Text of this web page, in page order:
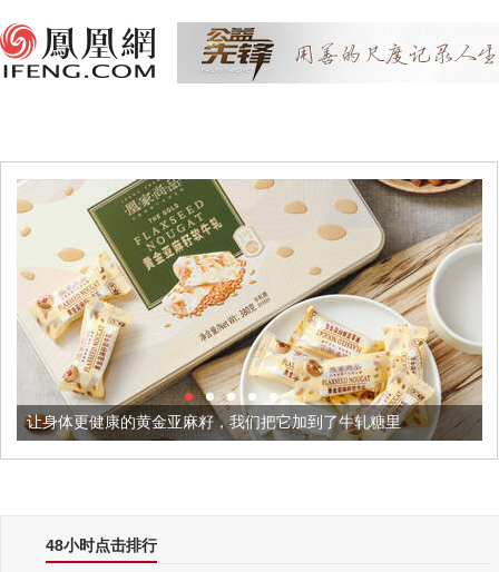
让身体更健康的黄金亚麻籽，我们把它加到了牛轧糖里
48小时点击排行